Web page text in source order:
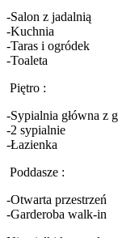
-Salon z jadalnią
-Kuchnia
-Taras i ogródek
-Toaleta
Piętro :
-Sypialnia główna z
-2 sypialnie
-Łazienka
Poddasze :
-Otwarta przestrzeń
-Garderoba walk-in